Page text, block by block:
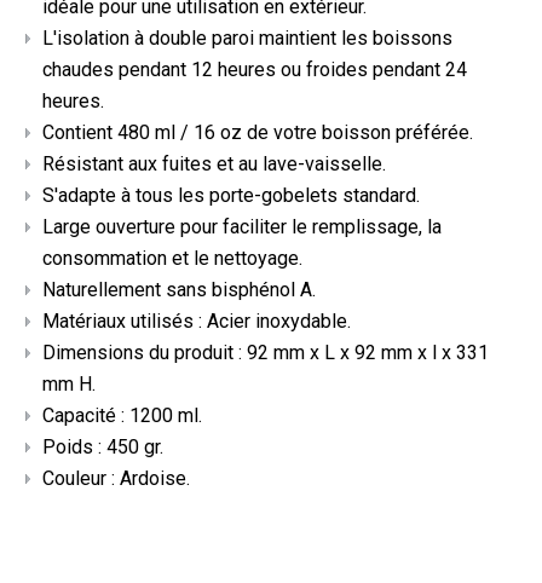
idéale pour une utilisation en extérieur.
L'isolation à double paroi maintient les boissons
chaudes pendant 12 heures ou froides pendant 24
heures.
Contient 480 ml / 16 oz de votre boisson préférée.
Résistant aux fuites et au lave-vaisselle.
S'adapte à tous les porte-gobelets standard.
Large ouverture pour faciliter le remplissage, la
consommation et le nettoyage.
Naturellement sans bisphénol A.
Matériaux utilisés : Acier inoxydable.
Dimensions du produit : 92 mm x L x 92 mm x l x 331
mm H.
Capacité : 1200 ml.
Poids : 450 gr.
Couleur : Ardoise.